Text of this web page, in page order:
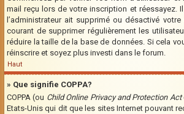
mail reçu lors de votre inscription et réessayez.
l’administrateur ait supprimé ou désactivé
courant de supprimer régulièrement les
réduire la taille de la base de données. Si cela
réinscrire et soyez plus investi dans le forum.
Haut
» Que signifie COPPA?
COPPA (ou Child Online Privacy and Protection Act
Etats-Unis qui dit que les sites Internet pouvant